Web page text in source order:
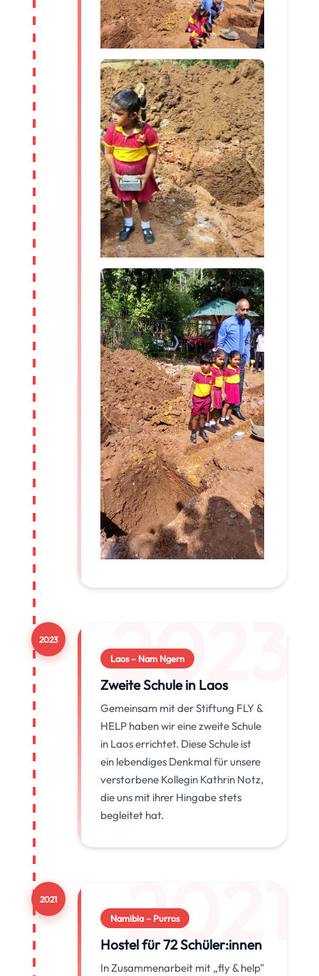
2023 2023
Laos – Nam Ngern
Zweite Schule in Laos
Gemeinsam mit der Stiftung FLY &
HELP haben wir eine zweite Schule
in Laos errichtet. Diese Schule ist
ein lebendiges Denkmal für unsere
verstorbene Kollegin Kathrin Notz,
die uns mit ihrer Hingabe stets
begleitet hat.
2021 2021
Namibia – Purros
Hostel für 72 Schüler:innen
In Zusammenarbeit mit „fly & help"